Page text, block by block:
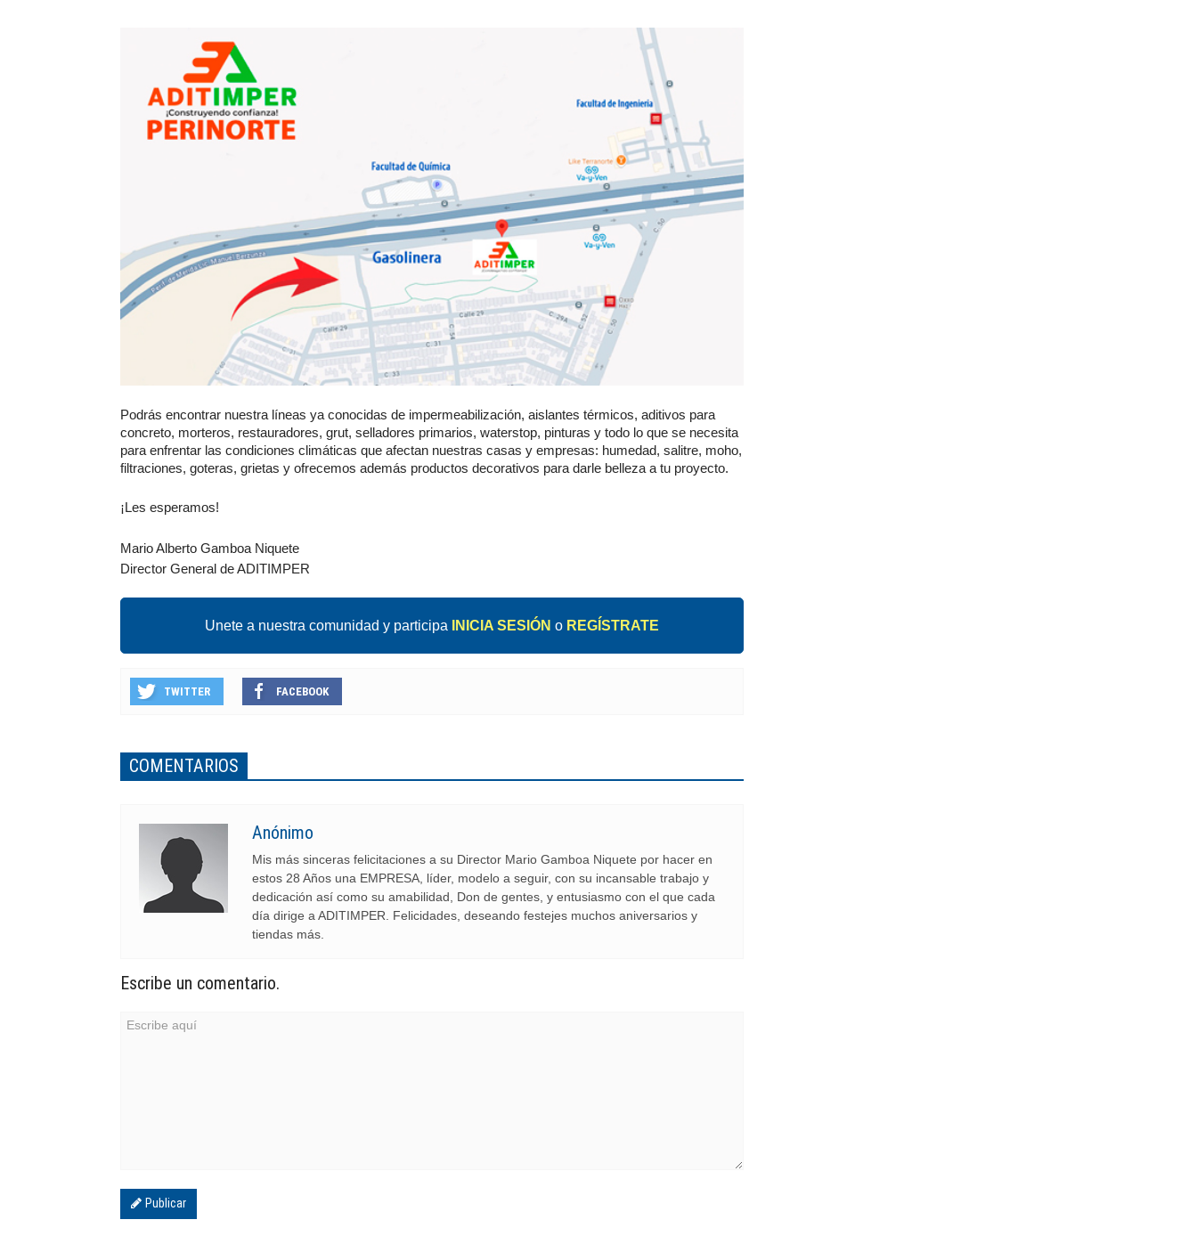
Podrás encontrar nuestra líneas ya conocidas de impermeabilización, aislantes térmicos, aditivos para
concreto, morteros, restauradores, grut, selladores primarios, waterstop, pinturas y todo lo que se necesita
para enfrentar las condiciones climáticas que afectan nuestras casas y empresas: humedad, salitre, moho,
filtraciones, goteras, grietas y ofrecemos además productos decorativos para darle belleza a tu proyecto.
¡Les esperamos!
Mario Alberto Gamboa Niquete
Director General de ADITIMPER
Unete a nuestra comunidad y participa INICIA SESIÓN o REGÍSTRATE
TWITTER FACEBOOK
COMENTARIOS
Anónimo
Mis más sinceras felicitaciones a su Director Mario Gamboa Niquete por hacer en
estos 28 Años una EMPRESA, líder, modelo a seguir, con su incansable trabajo y
dedicación así como su amabilidad, Don de gentes, y entusiasmo con el que cada
día dirige a ADITIMPER. Felicidades, deseando festejes muchos aniversarios y
tiendas más.
Escribe un comentario.
Publicar